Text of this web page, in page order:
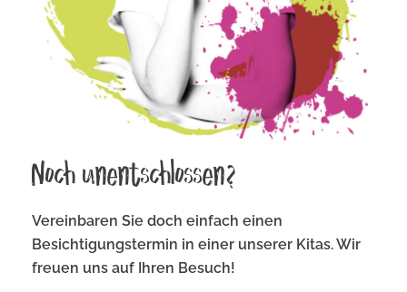
Noch unentschlossen?
Vereinbaren Sie doch einfach einen
Besichtigungstermin in einer unserer Kitas.Wir
freuen uns auf Ihren Besuch!